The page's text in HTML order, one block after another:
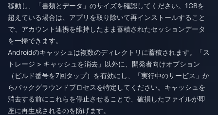
移動し、「書類とデータ」のサイズを確認してください。1GBを
超えている場合は、アプリを取り除いて再インストールすること
で、アカウント連携を維持したまま蓄積されたセッションデータ
を一掃できます。
Androidのキャッシュは複数のディレクトリに蓄積されます。「ス
トレージ > キャッシュを消去」以外に、開発者向けオプション
（ビルド番号を7回タップ）を有効にし、「実行中のサービス」か
らバックグラウンドプロセスを特定してください。キャッシュを
消去する前にこれらを停止させることで、破損したファイルが即
座に再生成されるのを防げます。